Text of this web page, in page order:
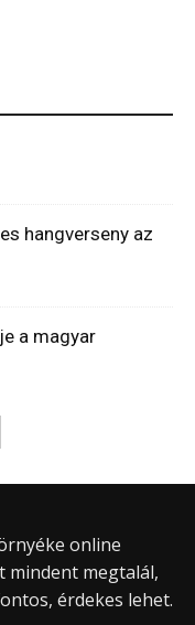
hangverseny az
a magyar
online
mindent megtalál,
érdekes lehet.